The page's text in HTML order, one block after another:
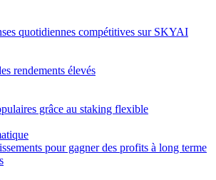
quotidiennes compétitives sur SKYAI
rendements élevés
grâce au staking flexible
pour gagner des profits à long terme